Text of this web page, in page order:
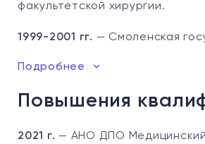
факультетской хирургии.
1999-2001 гг. — Смоленская
Подробнее
Повышения
2021 г. — АНО ДПО Медицинский